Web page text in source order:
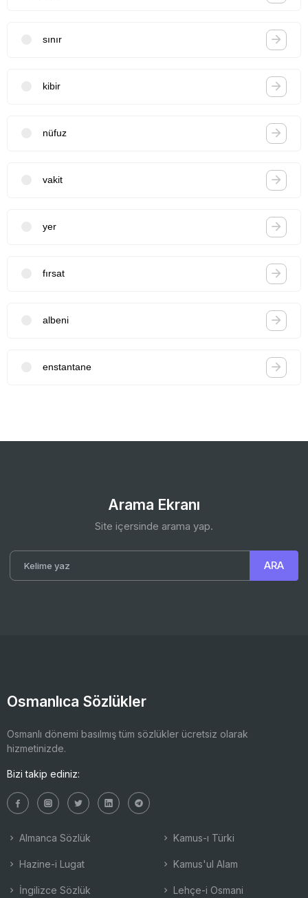
sınır
kibir
nüfuz
vakit
yer
fırsat
albeni
enstantane
Arama Ekranı
Site içersinde arama yap.
Osmanlıca Sözlükler
Osmanlı dönemi basılmış tüm sözlükler ücretsiz olarak
hizmetinizde.
Bizi takip ediniz:
Almanca Sözlük
Hazine-i Lugat
İngilizce Sözlük
Kamus-ı Türki
Kamus'ul Alam
Lehçe-i Osmani